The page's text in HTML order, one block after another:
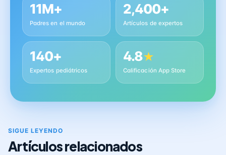
11M+
Padres en el mundo
2,400+
Artículos de expertos
140+
Expertos pediátricos
4.8★
Calificación App Store
SIGUE LEYENDO
Artículos relacionados